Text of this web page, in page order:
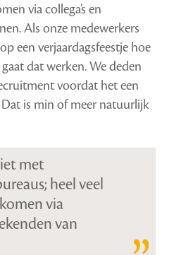
via collega’s en
Als onze medewerkers
een verjaardagsfeestje hoe
dat werken. We deden
voordat het een
is min of meer natuurlijk
met
heel veel
via
van